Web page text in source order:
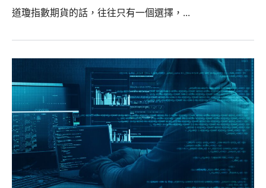
道瓊指數期貨的話，往往只有一個選擇，...